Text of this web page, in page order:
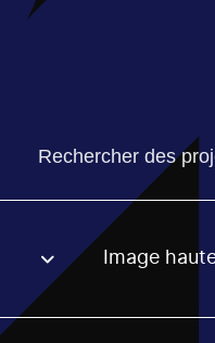
Trouvez un
option. Image